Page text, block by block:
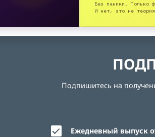
Без паники. Только
И нет, это не
Подпишитесь на
Ежедневный выпуск